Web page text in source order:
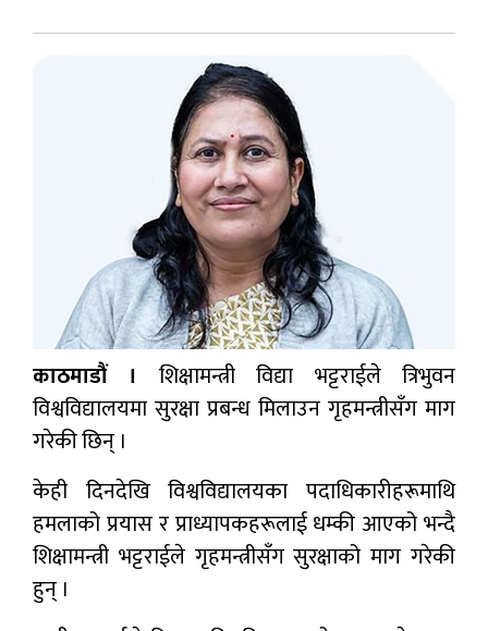
काठमाडौं ।
शिक्षामन्त्री विद्या भट्टराईले त्रिभुवन
विश्वविद्यालयमा सुरक्षा प्रबन्ध मिलाउन गृहमन्त्रीसँग माग
गरेकी छिन् ।
केही दिनदेखि विश्वविद्यालयका पदाधिकारीहरूमाथि
हमलाको प्रयास र प्राध्यापकहरूलाई धम्की आएको भन्दै
शिक्षामन्त्री भट्टराईले गृहमन्त्रीसँग सुरक्षाको माग गरेकी
हुन् ।